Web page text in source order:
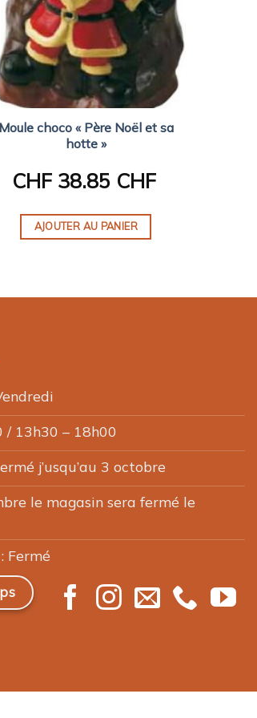
Moule choco « Père Noël et sa
hotte »
CHF38.85 CHF
AJOUTER AU PANIER
/ 13h30 – 18h00
j’usqu’au 3 octobre
le magasin sera fermé le
Fermé